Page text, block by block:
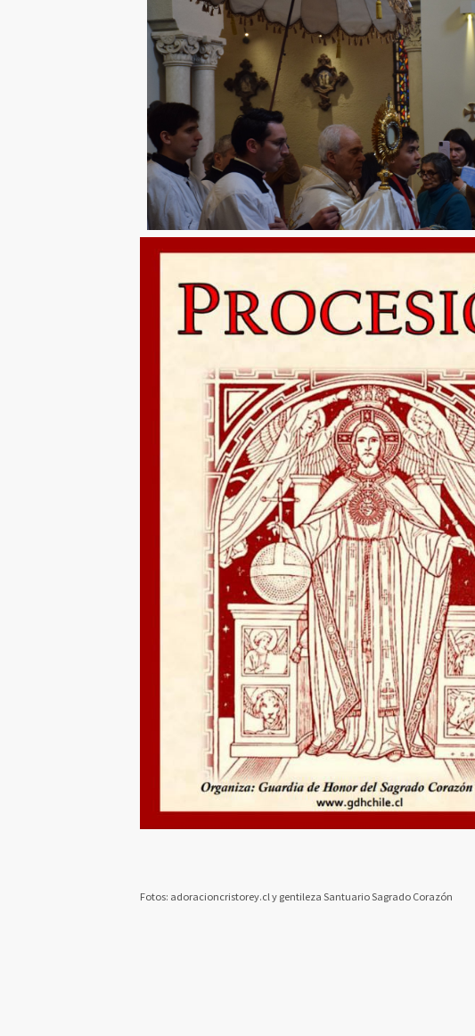
Fotos: adoracioncristorey.cl y gentileza Santuario Sagrado Corazón